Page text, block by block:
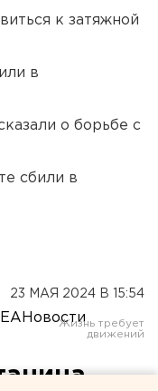
к затяжной
в
о борьбе с
сбили в
23 МАЯ 2024 В 15:54
ЕАНовости